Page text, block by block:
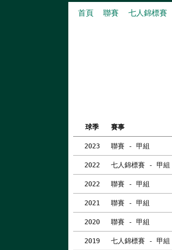
首頁 聯賽 七人錦標賽
球季 賽事
2023 聯賽 - 甲組
2022 七人錦標賽 - 甲組
2022 聯賽 - 甲組
2021 聯賽 - 甲組
2020 聯賽 - 甲組
2019 七人錦標賽 - 甲組